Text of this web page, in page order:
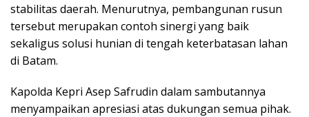
stabilitas daerah. Menurutnya, pembangunan rusun
tersebut merupakan contoh sinergi yang baik
sekaligus solusi hunian di tengah keterbatasan lahan
di Batam.
Kapolda Kepri Asep Safrudin dalam sambutannya
menyampaikan apresiasi atas dukungan semua pihak.